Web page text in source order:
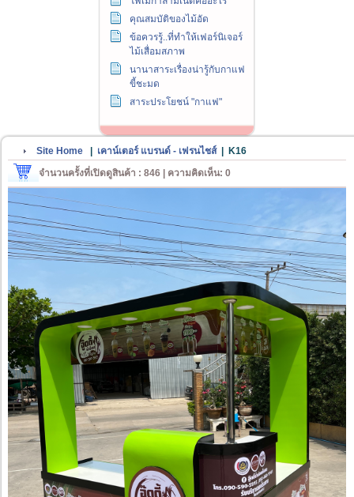
คุณสมบัติของไม้อัด
ข้อควรรู้..ที่ทำให้เฟอร์นิเจอร์
ไม้เสื่อมสภาพ
นานาสาระเรื่องน่ารู้กับกาแฟ
ขี้ชะมด
สาระประโยชน์ "กาแฟ"
Site Home เคาน์เตอร์ แบรนด์ - เฟรนไชส์|
K16
จำนวนครั้งที่เปิดดูสินค้า : 846 | ความคิดเห็น: 0